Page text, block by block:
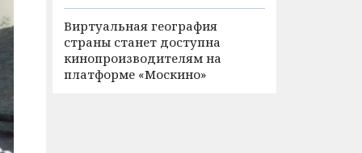
Виртуальная география
страны станет доступна
кинопроизводителям на
платформе «Москино»